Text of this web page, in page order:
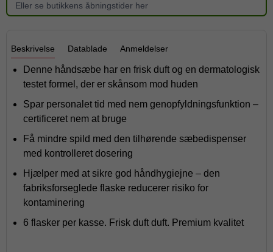
Eller se butikkens åbningstider her
Beskrivelse Datablade Anmeldelser
Denne håndsæbe har en frisk duft og en dermatologisk
testet formel, der er skånsom mod huden
Spar personalet tid med nem genopfyldningsfunktion –
certificeret nem at bruge
Få mindre spild med den tilhørende sæbedispenser
med kontrolleret dosering
Hjælper med at sikre god håndhygiejne – den
fabriksforseglede flaske reducerer risiko for
kontaminering
6 flasker per kasse. Frisk duft duft. Premium kvalitet